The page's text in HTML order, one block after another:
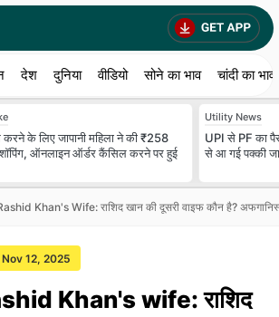
देश दुनिया वीडियो सोने का भाव चांदी का भाव
के लिए जापानी महिला ने की ₹258
ऑनलाइन ऑर्डर कैंसिल करने पर हुई
Utility News
UPI से PF का
से आ गई पक्‍की
Khan's Wife: राशिद खान की दूसरी वाइफ कौन है?
12, 2025
Khan's wife: राशिद